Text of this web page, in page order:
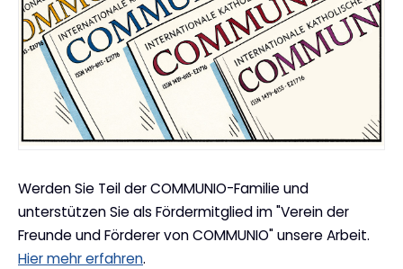
Werden Sie Teil der COMMUNIO-Familie und
unterstützen Sie als Fördermitglied im "Verein der
Freunde und Förderer von COMMUNIO" unsere Arbeit.
Hier mehr erfahren.